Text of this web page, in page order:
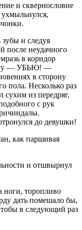
и сквернословие
и следуя
после неудачного
в коридор
— УБЬЮ! —
в сторону
пола. Несколько раз
сухим из передряг,
с рук
до девушки!
как паршивая
и отшвырнул
торопливо
дать помешало бы,
в следующий раз